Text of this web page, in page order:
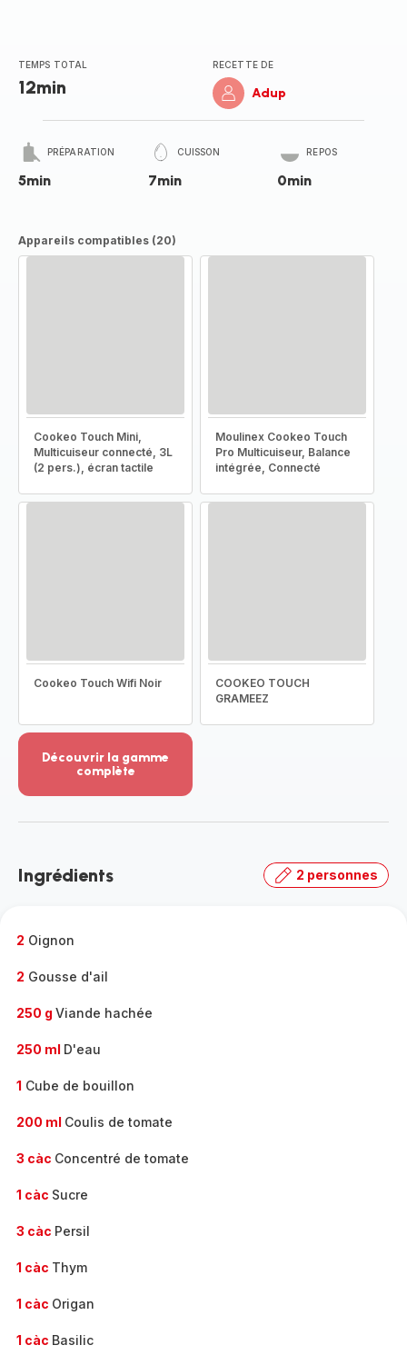
TEMPS TOTAL
12min
RECETTE DE
Adup
PRÉPARATION
5min
CUISSON
7min
REPOS
0min
Appareils compatibles (20)
Cookeo Touch Mini,
Multicuiseur connecté, 3L
(2 pers.), écran tactile
Moulinex Cookeo Touch
Pro Multicuiseur, Balance
intégrée, Connecté
Cookeo Touch Wifi Noir
COOKEO TOUCH
GRAMEEZ
Découvrir la gamme
complète
-
gamme
Ingrédients 2 personnes
2 Oignon
2 Gousse d'ail
250 g Viande hachée
250 ml D'eau
1 Cube de bouillon
200 ml Coulis de tomate
3 càc Concentré de tomate
1 càc Sucre
3 càc Persil
1 càc Thym
1 càc Origan
1 càc Basilic